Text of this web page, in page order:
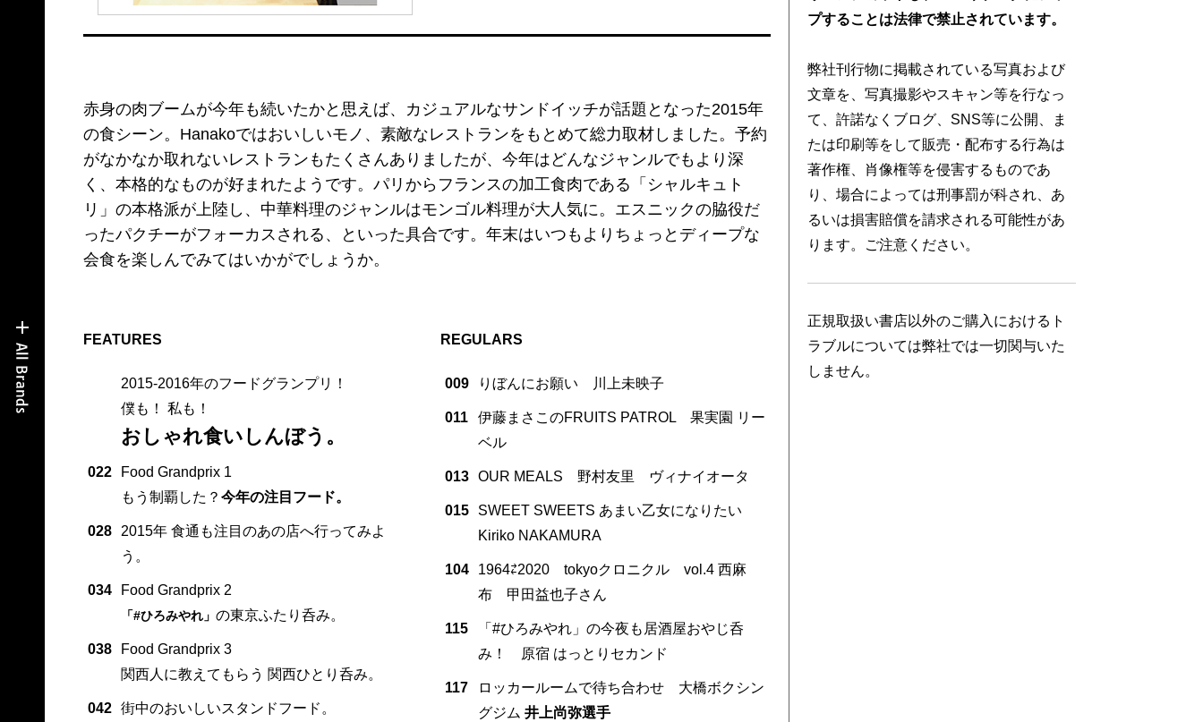
赤身の肉ブームが今年も続いたかと思えば、カジュアルなサンドイッチが話題となった2015年
の食シーン。Hanakoではおいしいモノ、素敵なレストランをもとめて総力取材しました。予約
がなかなか取れないレストランもたくさんありましたが、今年はどんなジャンルでもより深
く、本格的なものが好まれたようです。パリからフランスの加工食肉である「シャルキュト
リ」の本格派が上陸し、中華料理のジャンルはモンゴル料理が大人気に。エスニックの脇役だ
ったパクチーがフォーカスされる、といった具合です。年末はいつもよりちょっとディープな
会食を楽しんでみてはいかがでしょうか。
FEATURES
2015-2016年のフードグランプリ！
僕も！ 私も！
おしゃれ食いしんぼう。
022
Food Grandprix 1
もう制覇した？ 今年の注目フード。
028
2015年 食通も注目のあの店へ行ってみよ
う。
034 Food Grandprix 2
「#ひろみやれ」 の東京ふたり呑み。
038
Food Grandprix 3
関西人に教えてもらう 関西ひとり呑み。
042 街中のおいしいスタンドフード。
REGULARS
009 りぼんにお願い 川上未映子
011
伊藤まさこのFRUITS PATROL 果実園 リー
ベル
013 OUR MEALS 野村友里 ヴィナイオータ
015
SWEET SWEETS あまい乙女になりたい
Kiriko NAKAMURA
104
1964⇄2020 tokyoクロニクル vol.4 西麻
布 甲田益也子さん
115
「#ひろみやれ」の今夜も居酒屋おやじ呑
み！ 原宿 はっとりセカンド
117
ロッカールームで待ち合わせ 大橋ボクシン
グジム 井上尚弥選手
プすることは法律で禁止されています。
弊社刊行物に掲載されている写真および
文章を、写真撮影やスキャン等を行なっ
て、許諾なくブログ、SNS等に公開、ま
たは印刷等をして販売・配布する行為は
著作権、肖像権等を侵害するものであ
り、場合によっては刑事罰が科され、あ
るいは損害賠償を請求される可能性があ
ります。ご注意ください。
正規取扱い書店以外のご購入におけるト
ラブルについては弊社では一切関与いた
しません。